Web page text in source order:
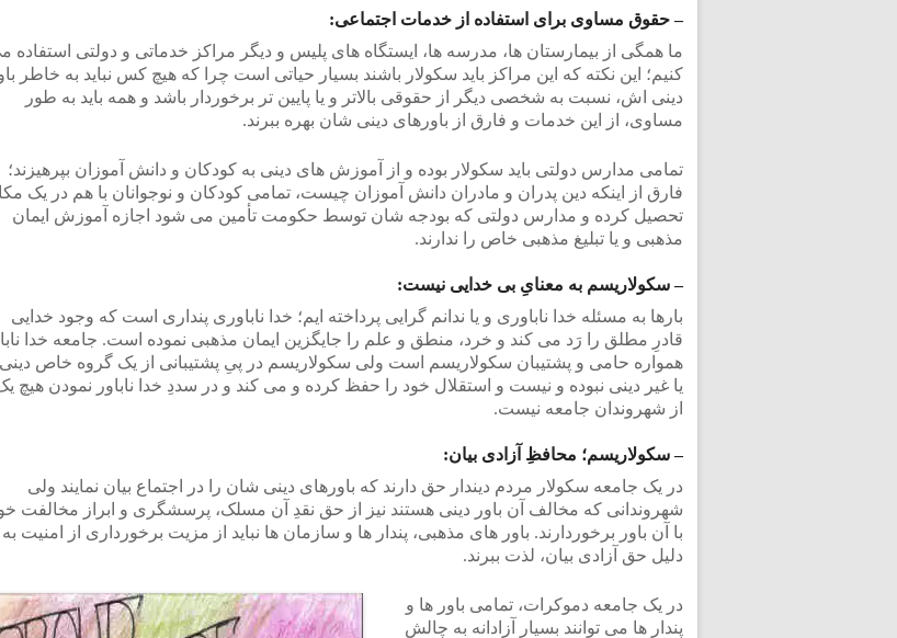
– حقوق مساوی برای استفاده از خدمات اجتماعی:
ما همگی از بیمارستان ها، مدرسه ها، ایستگاه های پلیس و دیگر مراکز خدماتی و دولتی استفاده
کنیم؛ این نکته که این مراکز باید سکولار باشند بسیار حیاتی است چرا که هیچ کس نباید به خاطر
دینی اش، نسبت به شخصی دیگر از حقوقی بالاتر و یا پایین تر برخوردار باشد و همه باید به طور
مساوی، از این خدمات و فارق از باورهای دینی شان بهره ببرند.
تمامی مدارس دولتی باید سکولار بوده و از آموزش های دینی به کودکان و دانش آموزان بپرهیزند؛
فارق از اینکه دین پدران و مادران دانش آموزان چیست، تمامی کودکان و نوجوانان با هم در یک
تحصیل کرده و مدارس دولتی که بودجه شان توسط حکومت تأمین می شود اجازه آموزش ایمان
مذهبی و یا تبلیغ مذهبی خاص را ندارند.
– سکولاریسم به معنایِ بی خدایی نیست:
بارها به مسئله خدا ناباوری و یا ندانم گرایی پرداخته ایم؛ خدا ناباوری پنداری است که وجود خدایی
قادرِ مطلق را رَد می کند و خرد، منطق و علم را جایگزین ایمان مذهبی نموده است. جامعه خدا
همواره حامی و پشتیبان سکولاریسم است ولی سکولاریسم در پیِ پشتیبانی از یک گروه خاص
یا غیر دینی نبوده و نیست و استقلال خود را حفظ کرده و می کند و در سددِ خدا ناباور نمودن هیچ
از شهروندان جامعه نیست.
– سکولاریسم؛ محافظِ آزادی بیان:
در یک جامعه سکولار مردم دیندار حق دارند که باورهای دینی شان را در اجتماع بیان نمایند ولی
شهروندانی که مخالف آن باور دینی هستند نیز از حق نقدِ آن مسلک، پرسشگری و ابراز مخالفت
با آن باور برخوردارند. باور های مذهبی، پندار ها و سازمان ها نباید از مزیت برخورداری از امنیت به
دلیل حق آزادی بیان، لذت ببرند.
در یک جامعه دموکرات، تمامی باور ها و
پندار ها می توانند بسیار آزادانه به چالش